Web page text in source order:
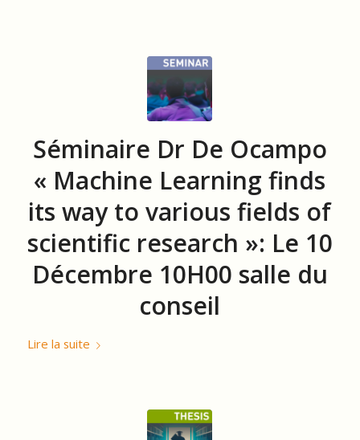
Séminaire Dr De Ocampo
« Machine Learning finds
its way to various fields of
scientific research »: Le 10
Décembre 10H00 salle du
conseil
Lire la suite